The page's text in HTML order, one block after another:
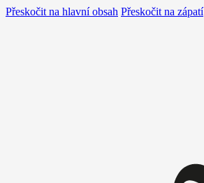
Přeskočit na hlavní obsah Přeskočit na zápatí